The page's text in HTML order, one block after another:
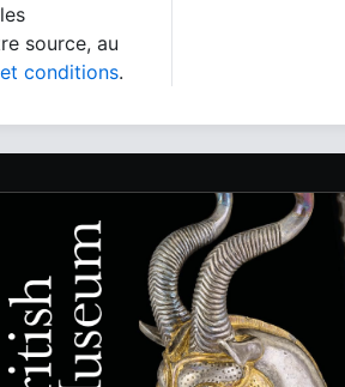
source, au
conditions.